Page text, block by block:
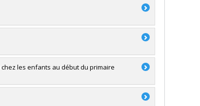
les enfants au début du primaire